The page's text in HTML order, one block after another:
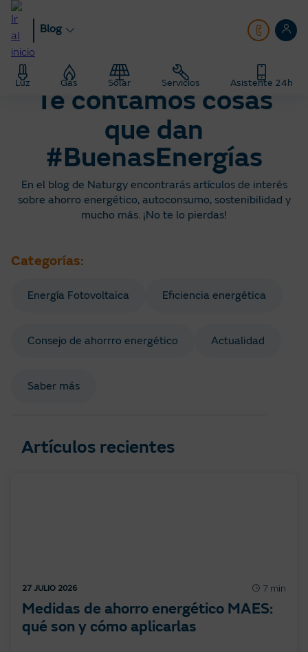
Pasar
contenido
principal
Blog
Luz Gas Solar Servicios Asistente 24h
Hogar Blog
Te contamos cosas
que dan
#BuenasEnergías
En el blog de Naturgy encontrarás artículos de interés
sobre ahorro energético, autoconsumo, sostenibilidad y
mucho más. ¡No te lo pierdas!
Categorías:
Energía Fotovoltaica Eficiencia energética
Consejo de ahorrro energético Actualidad
Saber más
Artículos recientes
27 JULIO 2026 7 min
Medidas de ahorro energético MAES:
qué son y cómo aplicarlas